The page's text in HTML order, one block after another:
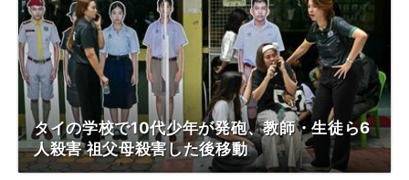
タイの学校で10代少年が発砲、教師・生徒ら6
人殺害 祖父母殺害した後移動